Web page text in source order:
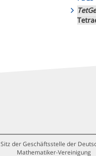
Sitz der Geschäftsstelle der
Mathematiker-Vereinigung